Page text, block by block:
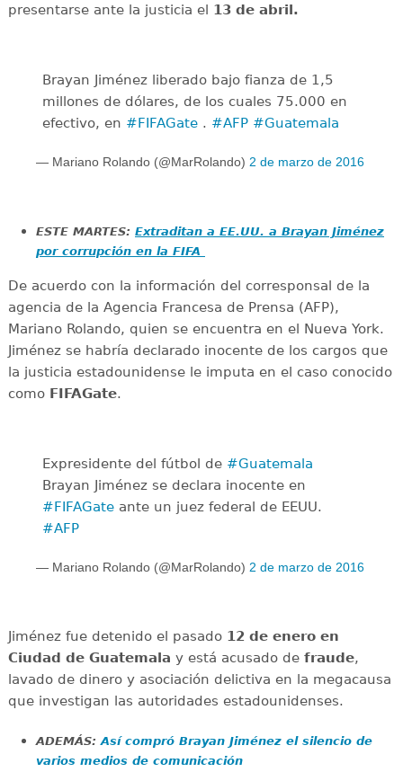
presentarse ante la justicia el 13 de abril.
Brayan Jiménez liberado bajo fianza de 1,5
millones de dólares, de los cuales 75.000 en
efectivo, en #FIFAGate . #AFP #Guatemala
— Mariano Rolando (@MarRolando) 2 de marzo de 2016
ESTE MARTES: Extraditan a EE.UU. a Brayan Jiménez
por corrupción en la FIFA
De acuerdo con la información del corresponsal de la
agencia de la Agencia Francesa de Prensa (AFP),
Mariano Rolando, quien se encuentra en el Nueva York.
Jiménez se habría declarado inocente de los cargos que
la justicia estadounidense le imputa en el caso conocido
como FIFAGate.
Expresidente del fútbol de #Guatemala
Brayan Jiménez se declara inocente en
#FIFAGate ante un juez federal de EEUU.
#AFP
— Mariano Rolando (@MarRolando) 2 de marzo de 2016
Jiménez fue detenido el pasado 12 de enero en
Ciudad de Guatemala y está acusado de fraude,
lavado de dinero y asociación delictiva en la megacausa
que investigan las autoridades estadounidenses.
ADEMÁS:Así compró Brayan Jiménez el silencio de
varios medios de comunicación